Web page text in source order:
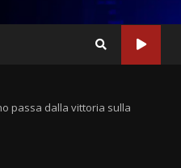
passa dalla vittoria sulla